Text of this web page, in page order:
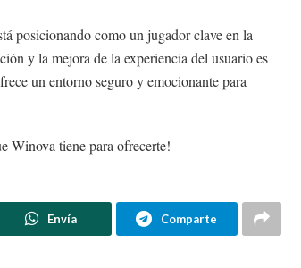
posicionando como un jugador clave en la
y la mejora de la experiencia del usuario es
un entorno seguro y emocionante para
Winova tiene para ofrecerte!
Envía Comparte